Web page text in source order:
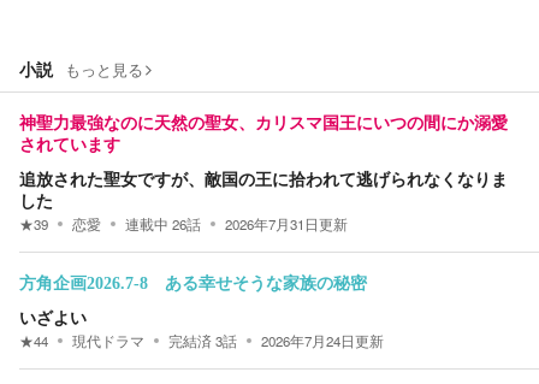
小説 もっと見る
神聖力最強なのに天然の聖女、カリスマ国王にいつの間にか溺愛
されています
追放された聖女ですが、敵国の王に拾われて逃げられなくなりま
した
★39 恋愛 連載中 26話 2026年7月31日更新
方角企画2026.7-8 ある幸せそうな家族の秘密
いざよい
★44 現代ドラマ 完結済3話 2026年7月24日更新